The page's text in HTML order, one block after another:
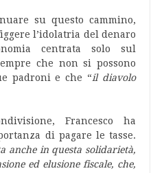
su questo cammino,
l’idolatria del denaro
centrata solo sul
che non si possono
padroni e che “il diavolo
Francesco ha
di pagare le tasse.
anche in questa solidarietà,
ed elusione fiscale, che,